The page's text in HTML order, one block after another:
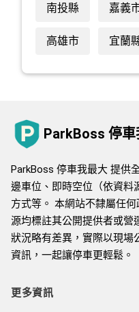
南投縣 嘉義
高雄市 宜蘭
ParkBoss 停車
ParkBoss 停車我最大 提供
邊車位、即時空位（依資料
方式等。 本網站不隸屬任
源均標註其公開提供者或營
狀況略有差異，實際以現場
資訊，一起讓停車更輕鬆。
更多資訊